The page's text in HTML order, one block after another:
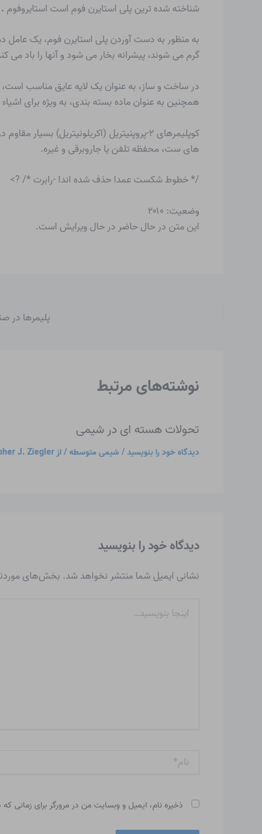
شناخته شده ترین پلی استایرن فوم است استایروفوم .
گرم می شوند، پیشرانه بخار می شود و آنها را باد می
در ساخت و ساز، به عنوان یک لایه عایق مناسب است،
همچنین به عنوان ماده بسته بندی، به ویژه برای
کوپلیمرهای ۲-پروپنیتریل (اکریلونیتریل)
های ست، محفظه تلفن یا جاروبرقی و غیره.
/* خطوط شکست عمدا حذف شده اند! -رابرت */ ?>
وضعیت: ۲۰۱۰
این متن در حال حاضر در حال ویرایش است.
پلیمرها در
نوشته‌های مرتبط
تحولات هسته ای در شیمی
دیدگاه‌ خود را بنویسید/ شیمی متوسطه/ ازJ. Ziegler
دیدگاه‌ خود را بنویسید
نشانی ایمیل شما منتشر نخواهد شد. بخش‌های
بنویسید…
ذخیره نام، ایمیل و وبسایت من در مرورگر برای زمانی